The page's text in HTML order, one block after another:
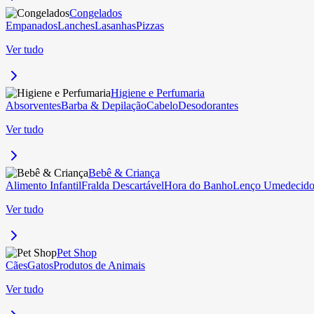
Congelados
EmpanadosLanchesLasanhasPizzas
Ver tudo
Higiene e Perfumaria
AbsorventesBarba & DepilaçãoCabeloDesodorantes
Ver tudo
Bebê & Criança
Alimento InfantilFralda DescartávelHora do BanhoLenço Umedecido
Ver tudo
Pet Shop
CãesGatosProdutos de Animais
Ver tudo